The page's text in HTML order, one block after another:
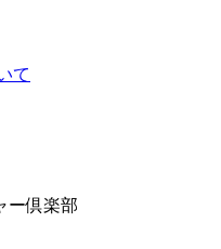
て
ー倶楽部